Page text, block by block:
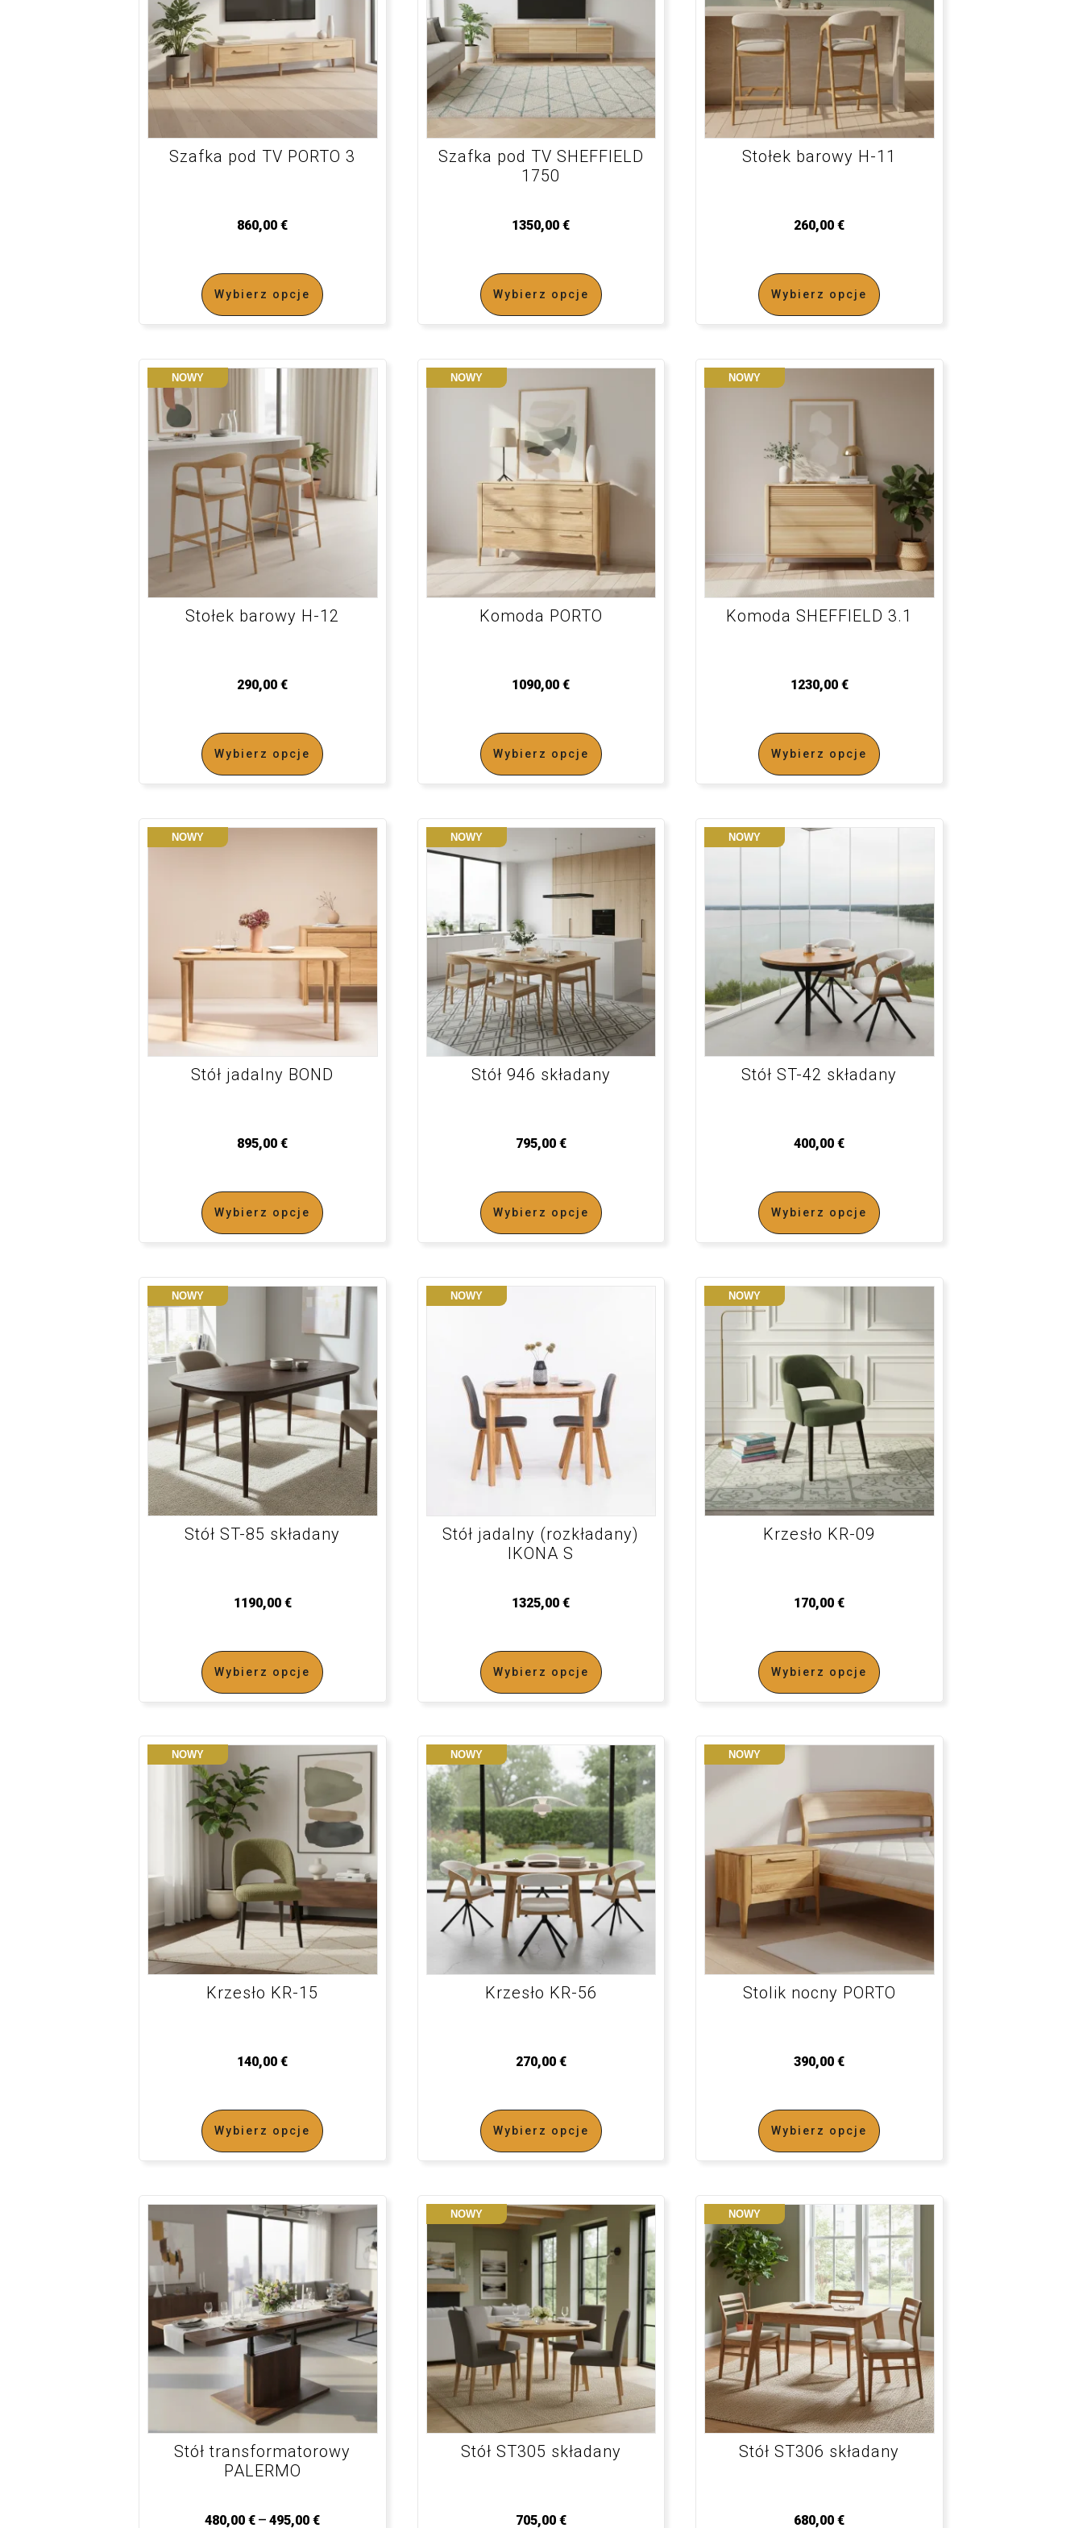
Szafka pod TV PORTO 3
860,00€
Wybierz opcje
Szafka pod TV SHEFFIELD
1750
1350,00€
Wybierz opcje
Stołek barowy H-11
260,00€
Wybierz opcje
NOWY
Stołek barowy H-12
290,00€
Wybierz opcje
NOWY
Komoda PORTO
1090,00€
Wybierz opcje
NOWY
Komoda SHEFFIELD 3.1
1230,00 €
Wybierz opcje
NOWY
Stół jadalny BOND
895,00€
Wybierz opcje
NOWY
Stół 946 składany
795,00 €
Wybierz opcje
NOWY
Stół ST-42 składany
400,00€
Wybierz opcje
NOWY
Stół ST-85 składany
1190,00 €
Wybierz opcje
NOWY
Stół jadalny (rozkładany)
IKONA S
1325,00€
Wybierz opcje
NOWY
Krzesło KR-09
170,00€
Wybierz opcje
NOWY
Krzesło KR-15
140,00€
Wybierz opcje
NOWY
Krzesło KR-56
270,00 €
Wybierz opcje
NOWY
Stolik nocny PORTO
390,00€
Wybierz opcje
Stół transformatorowy
PALERMO
480,00€ –495,00€
NOWY
Stół ST305 składany
705,00 €
NOWY
Stół ST306 składany
680,00€